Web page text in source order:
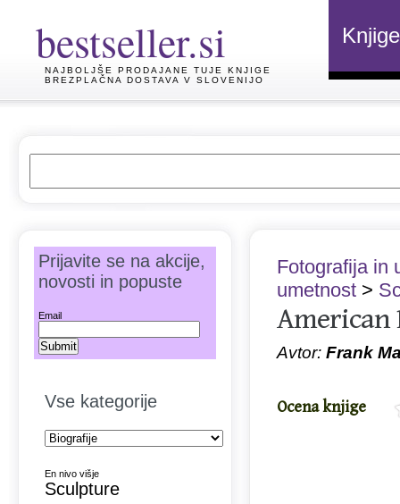
bestseller.si
NAJBOLJŠE PRODAJANE TUJE KNJIGE
BREZPLAČNA DOSTAVA V SLOVENIJO
Knjige
Fotografija in
umetnost >
Avtor: Frank
Ocena knjige
Prijavite se na akcije,
novosti in popuste
Email
Vse kategorije
En nivo višje
Sculpture